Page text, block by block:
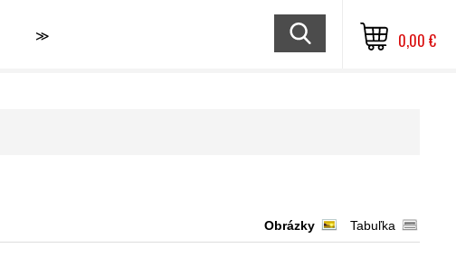
≫ 0,00 €
Obrázky Tabuľka